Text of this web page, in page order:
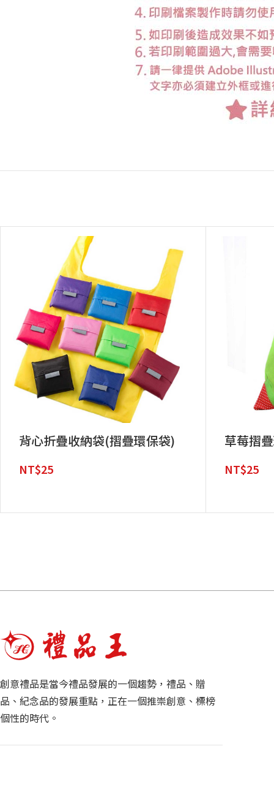
背心折疊收納袋(摺疊環保袋)
NT$25
草莓摺
NT$25
創意禮品是當今禮品發展的一個趨勢，禮品、贈
品、紀念品的發展重點，正在一個推崇創意、標榜
個性的時代。